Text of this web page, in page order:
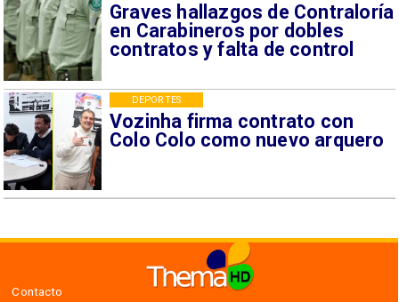
Graves hallazgos de Contraloría
en Carabineros por dobles
contratos y falta de control
Vozinha firma contrato con
Colo Colo como nuevo arquero
DEPORTES
Contacto